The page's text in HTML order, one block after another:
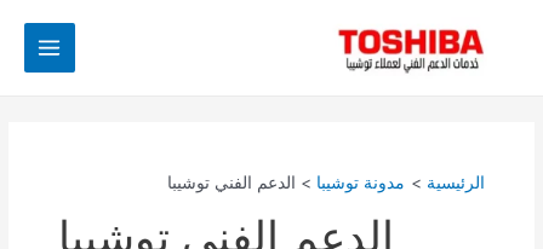
Main
الرئيسية مدونة توشيبا الدعم الفني توشيبا
الدعم الفني توشيبا
pagination